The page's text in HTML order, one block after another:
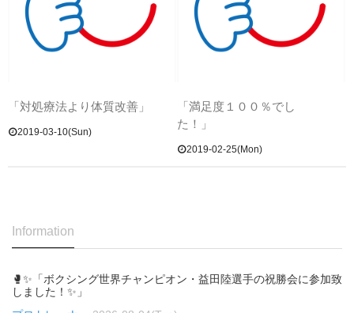
「対処療法より体質改善」
2019-03-10(Sun)
「満足度１００％でし
た！」
2019-02-25(Mon)
Information
🥊✨「ボクシング世界チャンピオン・益田陸選手の祝勝会に参加致
しました！✨」